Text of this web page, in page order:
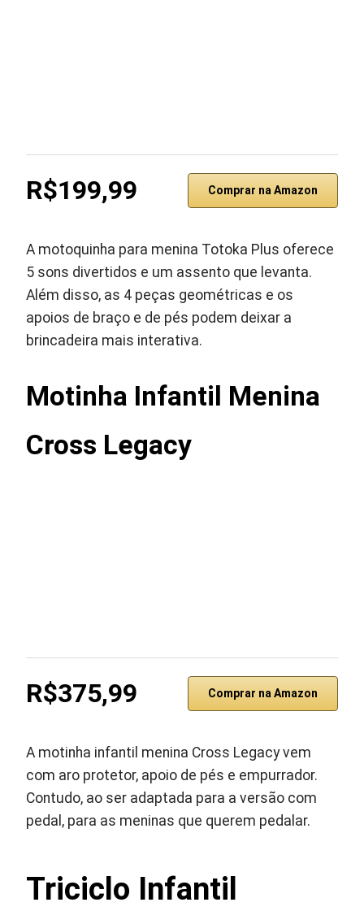
R$199,99 Comprar na Amazon
A motoquinha para menina Totoka Plus oferece
5 sons divertidos e um assento que levanta.
Além disso, as 4 peças geométricas e os
apoios de braço e de pés podem deixar a
brincadeira mais interativa.
Motinha Infantil Menina
Cross Legacy
R$375,99 Comprar na Amazon
A motinha infantil menina Cross Legacy vem
com aro protetor, apoio de pés e empurrador.
Contudo, ao ser adaptada para a versão com
pedal, para as meninas que querem pedalar.
Triciclo Infantil